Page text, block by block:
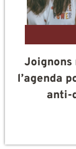
Joignons
l’agenda
anti-